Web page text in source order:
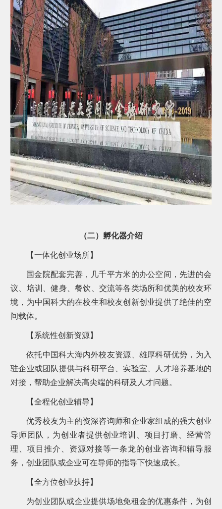
（二）孵化器介绍
【一体化创业场所】
国金院配套完善，几千平方米的办公空间，先进的会
议、培训、健身、餐饮、交流等各类场所和优美的校友环
境，为中国科大的在校生和校友创新创业提供了绝佳的空
间载体。
【系统性创新资源】
依托中国科大海内外校友资源、雄厚科研优势，为入
驻企业或团队提供与科研平台、实验室、人才培养基地的
对接，帮助企业解决高尖端的科研及人才问题。
【全程化创业辅导】
优秀校友为主的资深咨询师和企业家组成的强大创业
导师团队，为创业者提供创业培训、项目打磨、经营管
理、项目推介、资源对接等一条龙的创业咨询和辅导服
务，创业团队或企业可在导师的指导下快速成长。
【全方位创业扶持】
为创业团队或企业提供场地免租金的优惠条件，为创